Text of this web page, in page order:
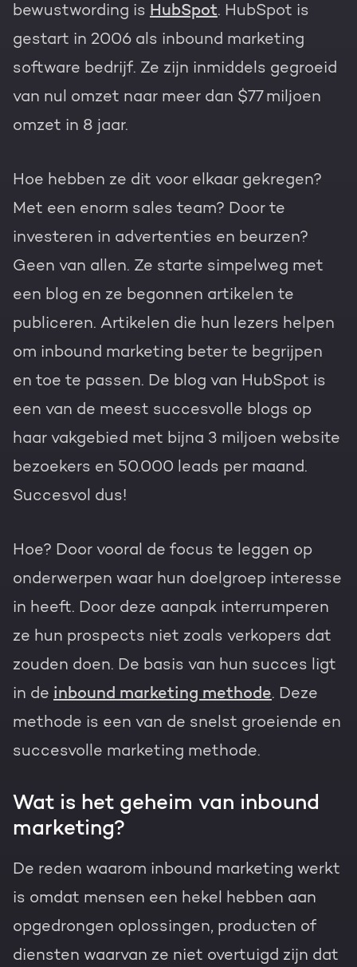
bewustwording is HubSpot. HubSpot is
gestart in 2006 als inbound marketing
software bedrijf. Ze zijn inmiddels gegroeid
van nul omzet naar meer dan $77 miljoen
omzet in 8 jaar.
Hoe hebben ze dit voor elkaar gekregen?
Met een enorm sales team? Door te
investeren in advertenties en beurzen?
Geen van allen. Ze starte simpelweg met
een blog en ze begonnen artikelen te
publiceren. Artikelen die hun lezers helpen
om inbound marketing beter te begrijpen
en toe te passen. De blog van HubSpot is
een van de meest succesvolle blogs op
haar vakgebied met bijna 3 miljoen website
bezoekers en 50.000 leads per maand.
Succesvol dus!
Hoe? Door vooral de focus te leggen op
onderwerpen waar hun doelgroep interesse
in heeft. Door deze aanpak interrumperen
ze hun prospects niet zoals verkopers dat
zouden doen. De basis van hun succes ligt
in de inbound marketing methode. Deze
methode is een van de snelst groeiende en
succesvolle marketing methode.
Wat is het geheim van inbound
marketing?
De reden waarom inbound marketing werkt
is omdat mensen een hekel hebben aan
opgedrongen oplossingen, producten of
diensten waarvan ze niet overtuigd zijn dat